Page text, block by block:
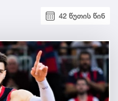
42 წუთის წინ